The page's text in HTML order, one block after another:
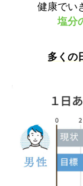
健康でい
塩分
多くの